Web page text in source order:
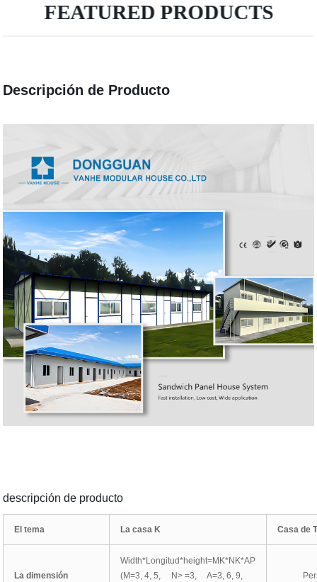
FEATURED PRODUCTS
Descripción de Producto
descripción de producto
El tema La casa K Casa de
La dimensión
Width*Longitud*height=MK*NK*AP
(M=3, 4, 5, N> =3, A=3, 6, 9,